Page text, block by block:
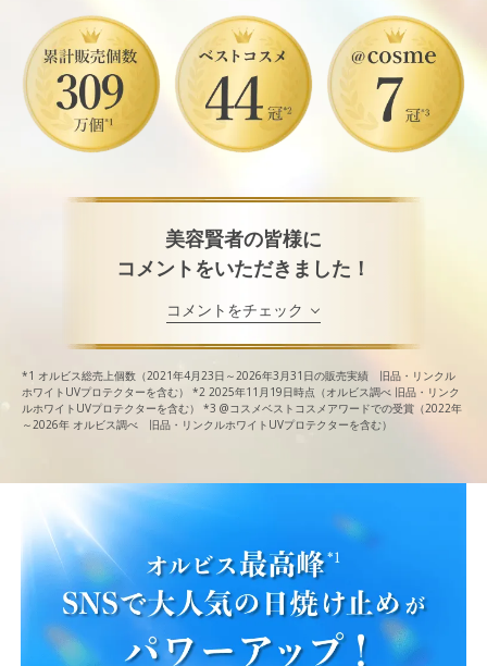
美容賢者の皆様に
コメントをいただきました！
コメントをチェック
*1 オルビス総売上個数（2021年4月23日～2026年3月31日の販売実績 旧品・リンクル
ホワイトUVプロテクターを含む）
*2 2025年11月19日時点（オルビス調べ 旧品・リンク
ルホワイトUVプロテクターを含む）
*3 @コスメベストコスメアワードでの受賞（2022年
～2026年 オルビス調べ 旧品・リンクルホワイトUVプロテクターを含む）